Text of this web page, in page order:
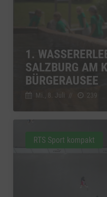
1.
SALZBURG AM
BÜRGERAUSEE
Mi., 8. Juli // 239
RTS Sport kompakt